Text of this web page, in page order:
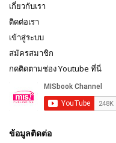
เกี่ยวกับเรา
ติดต่อเรา
เข้าสู่ระบบ
สมัครสมาชิก
กดติดตามช่อง Youtube ที่นี่
ข้อมูลติดต่อ